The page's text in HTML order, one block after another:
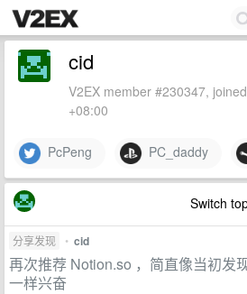
cid
V2EX member #230347,
+08:00
PcPeng PC_daddy
Switch
分享发现 • cid
再次推荐 Notion.so ，简直像当初发
一样兴奋